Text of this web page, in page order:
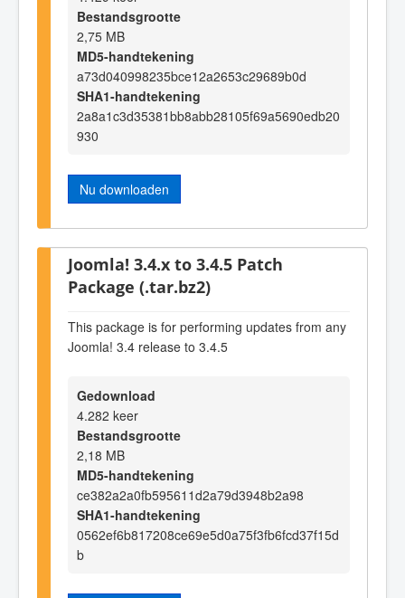
Bestandsgrootte
2,75 MB
MD5-handtekening
a73d040998235bce12a2653c29689b0d
SHA1-handtekening
2a8a1c3d35381bb8abb28105f69a5690edb20
930
Nu downloaden
Joomla! 3.4.x to 3.4.5 Patch
Package (.tar.bz2)
This package is for performing updates from any
Joomla! 3.4 release to 3.4.5
Gedownload
4.282 keer
Bestandsgrootte
2,18 MB
MD5-handtekening
ce382a2a0fb595611d2a79d3948b2a98
SHA1-handtekening
0562ef6b817208ce69e5d0a75f3fb6fcd37f15d
b